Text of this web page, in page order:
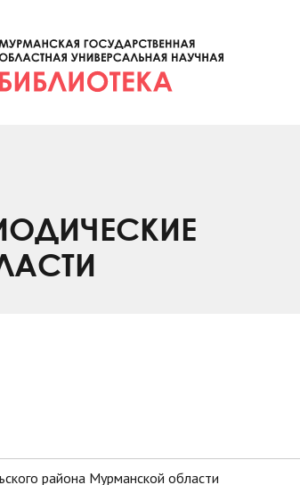
района Мурманской области